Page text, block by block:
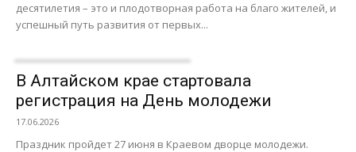
десятилетия – это и плодотворная работа на благо жителей, и
успешный путь развития от первых...
В Алтайском крае стартовала
регистрация на День молодежи
17.06.2026
Праздник пройдет 27 июня в Краевом дворце молодежи.